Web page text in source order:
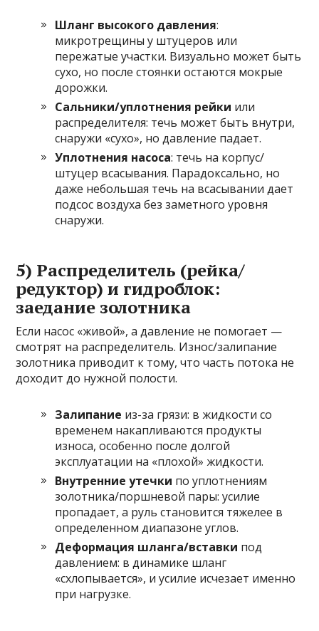
Шланг высокого давления:
микротрещины у штуцеров или
пережатые участки. Визуально может быть
сухо, но после стоянки остаются мокрые
дорожки.
Сальники/уплотнения рейки или
распределителя: течь может быть внутри,
снаружи «сухо», но давление падает.
Уплотнения насоса: течь на корпус/
штуцер всасывания. Парадоксально, но
даже небольшая течь на всасывании дает
подсос воздуха без заметного уровня
снаружи.
5) Распределитель (рейка/
редуктор) и гидроблок:
заедание золотника
Если насос «живой», а давление не помогает —
смотрят на распределитель. Износ/залипание
золотника приводит к тому, что часть потока не
доходит до нужной полости.
Залипание из-за грязи: в жидкости со
временем накапливаются продукты
износа, особенно после долгой
эксплуатации на «плохой» жидкости.
Внутренние утечки по уплотнениям
золотника/поршневой пары: усилие
пропадает, а руль становится тяжелее в
определенном диапазоне углов.
Деформация шланга/вставки под
давлением: в динамике шланг
«схлопывается», и усилие исчезает именно
при нагрузке.